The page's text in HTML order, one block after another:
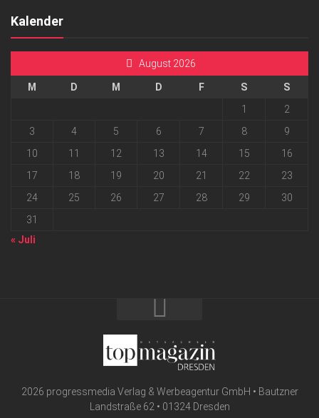
Kalender
August 2026
M D M D F S
S
1
2
3
4 5 6 7 8
9
10
11 12 13 14 15
16
17
18 19 20 21 22
23
24
25 26 27 28 29
30
31
« Juli
2026 progressmedia Verlag & Werbeagentur GmbH • Bautzner
Landstraße 62 • 01324 Dresden